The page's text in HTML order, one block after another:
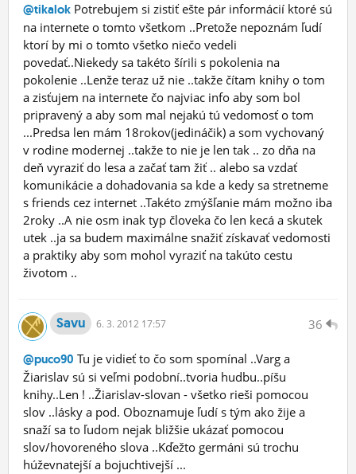
@tikalok Potrebujem si zistiť ešte pár informácií ktoré sú
na internete o tomto všetkom ..Pretože nepoznám ľudí
ktorí by mi o tomto všetko niečo vedeli
povedať..Niekedy sa takéto šírili s pokolenia na
pokolenie ..Lenže teraz už nie ..takže čítam knihy o tom
a zisťujem na internete čo najviac info aby som bol
pripravený a aby som mal nejakú tú vedomosť o tom
...Predsa len mám 18rokov(jedináčik) a som vychovaný
v rodine modernej ..takže to nie je len tak .. zo dňa na
deň vyraziť do lesa a začať tam žiť .. alebo sa vzdať
komunikácie a dohadovania sa kde a kedy sa stretneme
s friends cez internet ..Takéto zmýšľanie mám možno iba
2roky ..A nie osm inak typ človeka čo len kecá a skutek
utek ..ja sa budem maximálne snažiť získavať vedomosti
a praktiky aby som mohol vyraziť na takúto cestu
životom ..
36
Savu 6. 3. 2012 17:57
@puco90 Tu je vidieť to čo som spomínal ..Varg a
Žiarislav sú si veľmi podobní..tvoria hudbu..píšu
knihy..Len ! ..Žiarislav-slovan - všetko rieši pomocou
slov ..lásky a pod. Oboznamuje ľudí s tým ako žije a
snaží sa to ľudom nejak bližšie ukázať pomocou
slov/hovoreného slova ..Kďežto germáni sú trochu
húževnatejší a bojuchtivejší ...